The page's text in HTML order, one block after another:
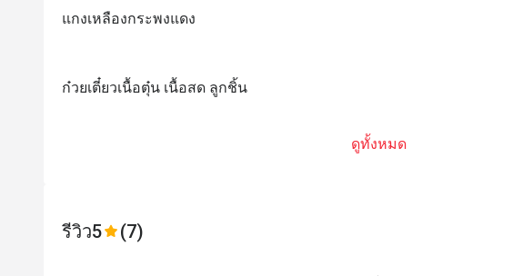
แกงเหลืองกระพงแดง
ก๋วยเตี๋ยวเนื้อตุ๋น เนื้อสด ลูกชิ้น
ดูทั้งหมด
รีวิว5 (7)